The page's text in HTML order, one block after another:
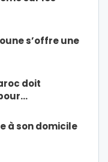
s’offre une
doit
à son domicile